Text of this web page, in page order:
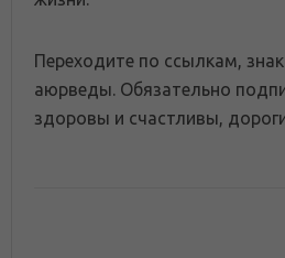
Переходите по ссылкам,
аюрведы. Обязательно
здоровы и счастливы,